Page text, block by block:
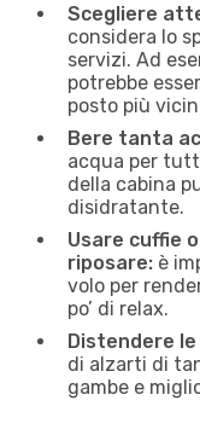
Scegliere
considera lo
servizi. Ad
potrebbe
posto più
Bere tanta
acqua per
della cabina
disidratante.
Usare cuffie
riposare: è
volo per
po’ di relax.
Distendere
di alzarti di
gambe e